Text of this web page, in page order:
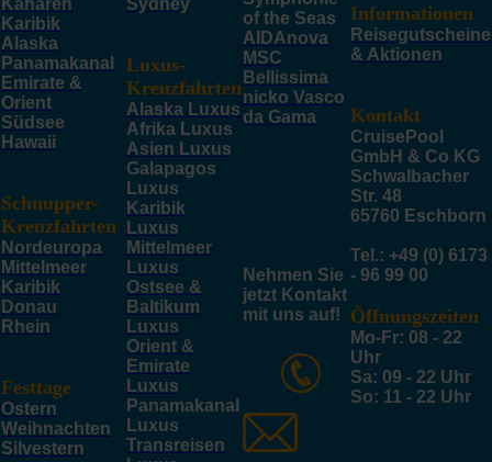
Kanaren
Karibik
Alaska
Panamakanal
Emirate &
Orient
Südsee
Hawaii
Schnupper-
Kreuzfahrten
Nordeuropa
Mittelmeer
Karibik
Donau
Rhein
Festtage
Ostern
Weihnachten
Silvestern
Sydney
Luxus-
Kreuzfahrten
Alaska Luxus
Afrika Luxus
Asien Luxus
Galapagos
Luxus
Karibik
Luxus
Mittelmeer
Luxus
Ostsee &
Baltikum
Luxus
Orient &
Emirate
Luxus
Panamakanal
Luxus
Transreisen
of the Seas
AIDAnova
MSC
Bellissima
nicko Vasco
da Gama
Nehmen Sie
jetzt Kontakt
mit uns auf!
Informationen
Reisegutscheine
& Aktionen
Kontakt
CruisePool
GmbH & Co KG
Schwalbacher
Str. 48
65760 Eschborn
Tel.: +49 (0) 6173
- 96 99 00
Öffnungszeiten
Mo-Fr: 08 - 22
Uhr
Sa: 09 - 22 Uhr
So: 11 - 22 Uhr